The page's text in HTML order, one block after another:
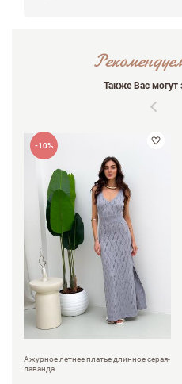
Также Вас могут
-10%
Ажурное летнее платье длинное серая-
лаванда